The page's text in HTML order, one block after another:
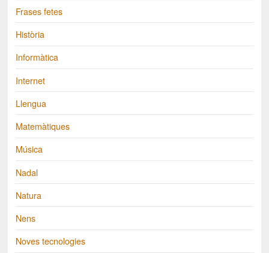
Frases fetes
Història
Informàtica
Internet
Llengua
Matemàtiques
Música
Nadal
Natura
Nens
Noves tecnologies